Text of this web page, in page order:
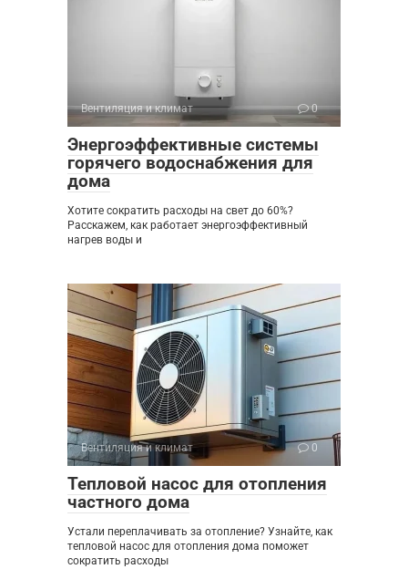
Вентиляция и климат 0
Энергоэффективные системы
горячего водоснабжения для
дома
Хотите сократить расходы на свет до 60%?
Расскажем, как работает энергоэффективный
нагрев воды и
Вентиляция и климат 0
Тепловой насос для отопления
частного дома
Устали переплачивать за отопление? Узнайте, как
тепловой насос для отопления дома поможет
сократить расходы